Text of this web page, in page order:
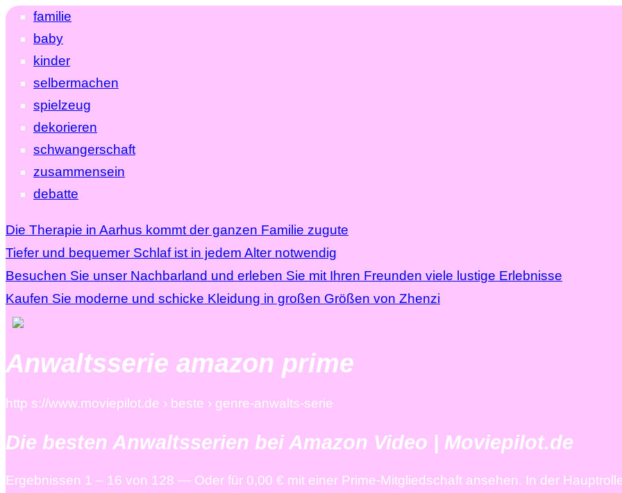
familie
baby
kinder
selbermachen
spielzeug
dekorieren
schwangerschaft
zusammensein
debatte
Die Therapie in Aarhus kommt der ganzen Familie zugute
Tiefer und bequemer Schlaf ist in jedem Alter notwendig
Besuchen Sie unser Nachbarland und erleben Sie mit Ihren Freunden viele lustige Erlebnisse
Kaufen Sie moderne und schicke Kleidung in großen Größen von Zhenzi
Anwaltsserie amazon prime
http s://www.moviepilot.de › beste › genre-anwalts-serie
Die besten Anwaltsserien bei Amazon Video | Moviepilot.de
Ergebnissen 1 – 16 von 128 — Oder für 0,00 € mit einer Prime-Mitgliedschaft ansehen. In der